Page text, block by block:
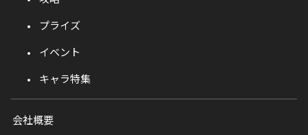
プライズ
イベント
キャラ特集
会社概要